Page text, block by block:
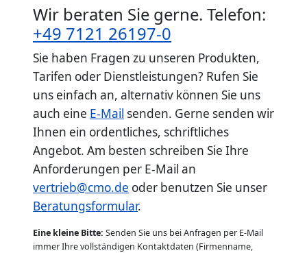
Wir beraten Sie gerne. Telefon:
+49 7121 26197-0
Sie haben Fragen zu unseren Produkten,
Tarifen oder Dienstleistungen? Rufen Sie
uns einfach an, alternativ können Sie uns
auch eine E-Mail senden. Gerne senden wir
Ihnen ein ordentliches, schriftliches
Angebot. Am besten schreiben Sie Ihre
Anforderungen per E-Mail an
vertrieb@cmo.de oder benutzen Sie unser
Beratungsformular.
Eine kleine Bitte: Senden Sie uns bei Anfragen per E-Mail
immer Ihre vollständigen Kontaktdaten (Firmenname,